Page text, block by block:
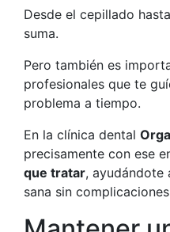
Desde el cepillado
suma.
Pero también es
profesionales que te
problema a tiempo.
En la clínica dental
precisamente con ese
que tratar, ayudándote
sana sin